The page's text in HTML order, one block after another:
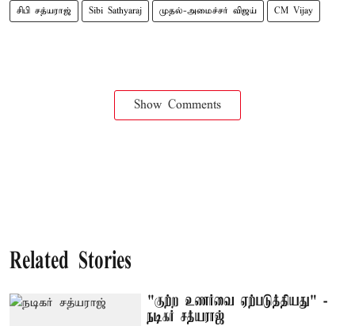
சிபி சத்யராஜ் Sibi Sathyaraj முதல்-அமைச்சர் விஜய் CM Vijay
Show Comments
Related Stories
"குற்ற உணர்வை ஏற்படுத்தியது" -
நடிகர் சத்யராஜ்